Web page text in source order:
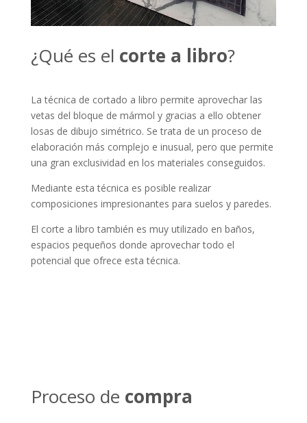
¿Qué es el corte a libro?
La técnica de cortado a libro permite aprovechar las
vetas del bloque de mármol y gracias a ello obtener
losas de dibujo simétrico. Se trata de un proceso de
elaboración más complejo e inusual, pero que permite
una gran exclusividad en los materiales conseguidos.
Mediante esta técnica es posible realizar
composiciones impresionantes para suelos y paredes.
El corte a libro también es muy utilizado en baños,
espacios pequeños donde aprovechar todo el
potencial que ofrece esta técnica.
Proceso de compra